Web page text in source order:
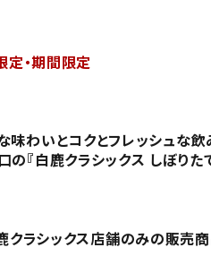
・期間限定
いとコクとフレッシュな飲
白鹿クラシックス しぼりた
ラシックス店舗のみの販売商